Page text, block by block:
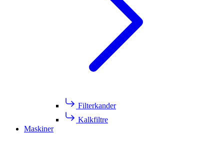
Filterkander
Kalkfiltre
Maskiner